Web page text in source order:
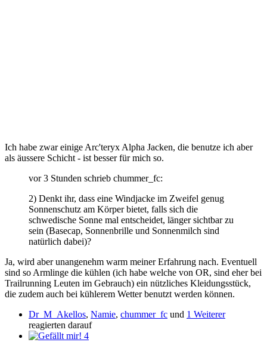
Ich habe zwar einige Arc'teryx Alpha Jacken, die benutze ich aber
als äussere Schicht - ist besser für mich so.
vor 3 Stunden schrieb chummer_fc:
2) Denkt ihr, dass eine Windjacke im Zweifel genug
Sonnenschutz am Körper bietet, falls sich die
schwedische Sonne mal entscheidet, länger sichtbar zu
sein (Basecap, Sonnenbrille und Sonnenmilch sind
natürlich dabei)?
Ja, wird aber unangenehm warm meiner Erfahrung nach. Eventuell
sind so Armlinge die kühlen (ich habe welche von OR, sind eher bei
Trailrunning Leuten im Gebrauch) ein nützliches Kleidungsstück,
die zudem auch bei kühlerem Wetter benutzt werden können.
Dr_M_Akellos, Namie, chummer_fc und 1 Weiterer
reagierten darauf
4